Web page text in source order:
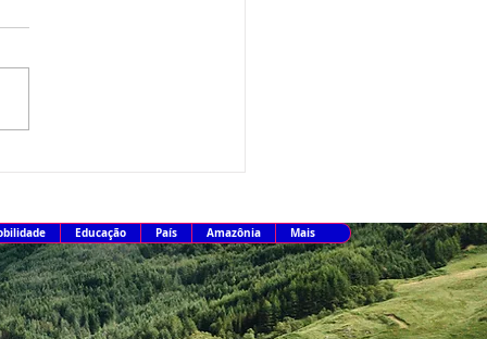
abre consulta pública
Educação País Amazônia Mais